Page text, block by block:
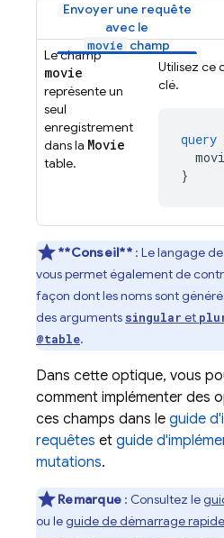
Envoyer une requête
avec le
movie champ
Le champ
movie
représente un
seul
enregistrement
dans la Movie
table.
Utilisez ce
clé.
query
}
**Conseil**: Le langage
vous permet également de
façon dont les noms sont
des arguments singular et
@table.
Dans cette optique, vous
comment implémenter des
ces champs dans le guide
requêtes et guide
mutations.
Remarque : Consultez le
ou leguide de démarrage